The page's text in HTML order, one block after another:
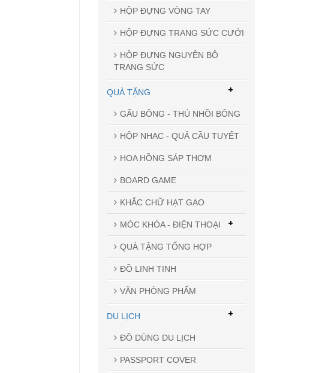
HỘP ĐỰNG VÒNG TAY
HỘP ĐỰNG TRANG SỨC CƯỚI
HỘP ĐỰNG NGUYÊN BỘ
TRANG SỨC
QUÀ TẶNG
GẤU BÔNG - THÚ NHỒI BÔNG
HỘP NHẠC - QUẢ CẦU TUYẾT
HOA HỒNG SÁP THƠM
BOARD GAME
KHẮC CHỮ HẠT GẠO
MÓC KHÓA - ĐIỆN THOẠI +
QUÀ TẶNG TỔNG HỢP
ĐỒ LINH TINH
VĂN PHÒNG PHẨM
+
DU LỊCH
ĐỒ DÙNG DU LỊCH
PASSPORT COVER
+